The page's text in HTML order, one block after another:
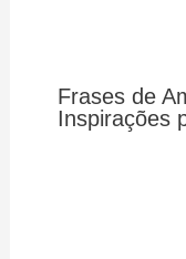
Frases de
Inspirações